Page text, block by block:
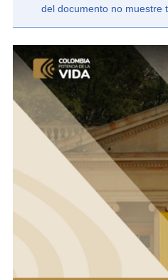
del documento no muestre